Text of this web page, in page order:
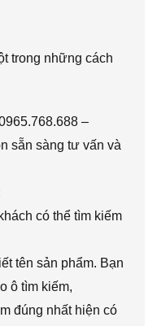
trong những cách
–
sẵn sàng tư vấn và
có thể tìm kiếm
tên sản phẩm. Bạn
ô tìm kiếm,
đúng nhất hiện có